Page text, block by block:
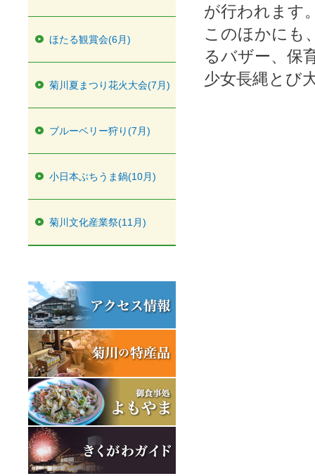
が行われます
このほかにも
るバザー、保
少女長縄とび
ほたる観賞会(6月)
菊川夏まつり花火大会(7月)
ブルーベリー狩り(7月)
小日本ぶちうま鍋(10月)
菊川文化産業祭(11月)